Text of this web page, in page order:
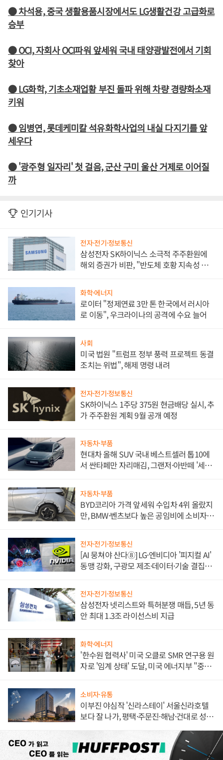
● 차석용, 중국 생활용품시장에서도 LG생활건강 고급화로
승부
● OCI, 자회사 OCI파워 앞세워 국내 태양광발전에서 기회
찾아
● LG화학, 기초소재업황 부진 돌파 위해 차량 경량화소재
키워
● 임병연, 롯데케미칼 석유화학사업의 내실 다지기를 앞
세우다
● '광주형 일자리' 첫 걸음, 군산 구미 울산 거제로 이어질
까
인기기사
전자·전기·정보통신
삼성전자 SK하이닉스 소극적 주주환원에
해외 증권가 비판, "반도체 호황 지속성 의
화학·에너지
로이터 "정제연료 3만 톤 한국에서 러시아
로 이동", 우크라이나의 공격에 수요 늘어
사회
미국 법원 "트럼프 정부 풍력 프로젝트 동결
조치는 위법", 해제 명령 내려
전자·전기·정보통신
SK하이닉스 1주당 375원 현금배당 실시, 추
가 주주환원 계획 9월 공개 예정
자동차·부품
현대차 올해 SUV 국내 베스트셀러 톱10에
서 싼타페만 자리매김, 그랜저·아반떼 '세단
자동차·부품
BYD코리아 가격 앞세워 수입차 4위 올랐지
만, BMW·벤츠보다 높은 공임비에 소비자
전자·전기·정보통신
[AI 뭉쳐야 산다⑧] LG·엔비디아 '피지컬 AI'
동맹 강화, 구광모 제조·데이터·기술 결집
전자·전기·정보통신
삼성전자 넷리스트와 특허분쟁 매듭, 5년 동
안 최대 1.3조 라이선스비 지급
화학·에너지
'한수원 협력사' 미국 오클로 SMR 연구용 원
자로 '임계 상태' 도달, 미국 에너지부 "중요
소비자·유통
이부진 야심작 '신라스테이' 서울신라호텔
보다 잘 나가, 평택·주문진·해남·건대로 성